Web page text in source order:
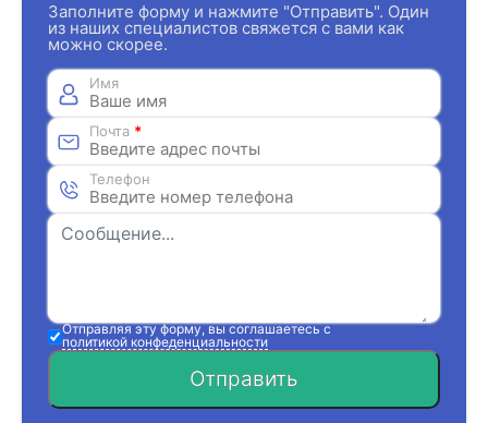
Заполните форму и нажмите "Отправить". Один
из наших специалистов свяжется с вами как
можно скорее.
Имя
Почта *
Телефон
Отправляя эту форму, вы соглашаетесь с
политикой конфеденциальности
Отправить